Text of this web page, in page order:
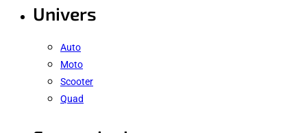
Univers
Auto
Moto
Scooter
Quad